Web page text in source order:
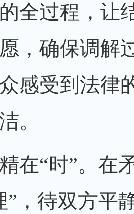
全过程，让
，确保调解
感受到法律
。
“时”。在
”，待双方平